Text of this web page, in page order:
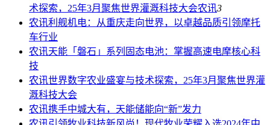
术探索，25年3月聚焦世界灌溉科技大会农讯3
农讯利舰机电：从重庆走向世界，以卓越品质引领摩托
车行业
农讯天能「磐石」系列固态电池：掌握高速电摩核心科
技
农讯世界数字农业盛宴与技术探索，25年3月聚焦世界灌
溉科技大会
农讯携手中城大有，天能储能向“新”发力